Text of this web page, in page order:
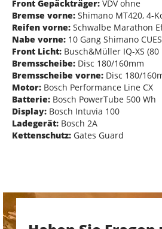
Front Gepäckträger: VDV ohne
Bremse vorne: Shimano MT420, 4-
Reifen vorne: Schwalbe Marathon
Nabe vorne: 10 Gang Shimano
Front Licht: Busch&Müller IQ-XS (80
Bremsscheibe: Disc 180/160mm
Bremsscheibe vorne: Disc 180/
Motor: Bosch Performance Line CX
Batterie: Bosch PowerTube 500 Wh
Display: Bosch Intuvia 100
Ladegerät: Bosch 2A
Kettenschutz: Gates Guard